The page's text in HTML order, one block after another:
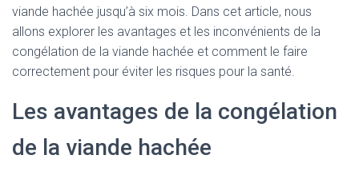
viande hachée jusqu’à six mois. Dans cet article, nous
allons explorer les avantages et les inconvénients de la
congélation de la viande hachée et comment le faire
correctement pour éviter les risques pour la santé.
Les avantages de la congélation
de la viande hachée